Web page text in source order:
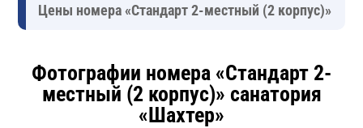
Цены номера «Стандарт 2-местный (2 корпус)»
Фотографии номера «Стандарт 2-
местный (2 корпус)» санатория
«Шахтер»